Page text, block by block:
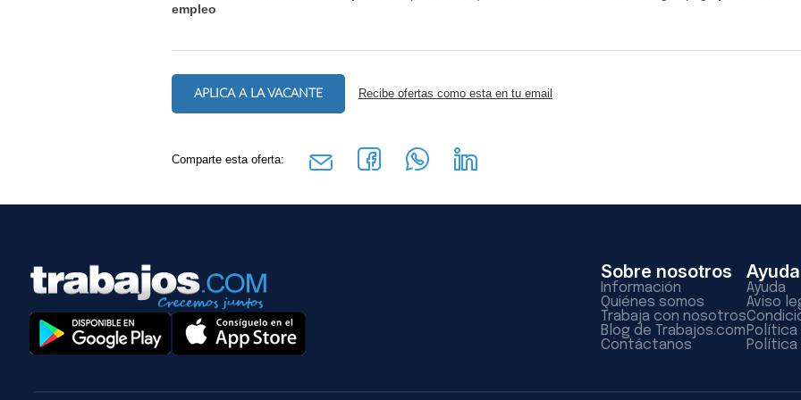
empleo
APLICA A LA VACANTE Recibe ofertas como esta en tu email
Comparte esta oferta:
Sobre nosotros
Información
Quiénes somos
Trabaja con nosotros
Blog de Trabajos.com
Contáctanos
Ayuda
Ayuda
Aviso
Política